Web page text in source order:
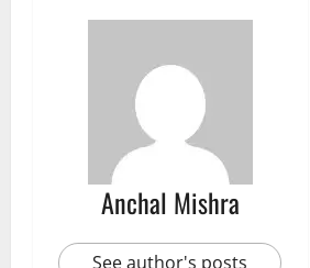
Anchal Mishra
See author's posts